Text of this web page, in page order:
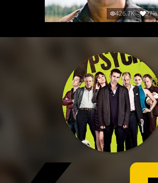
426.7K 97%